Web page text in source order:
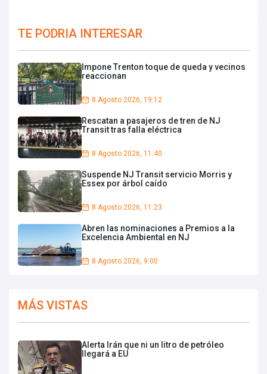
TE PODRIA INTERESAR
Impone Trenton toque de queda y vecinos
reaccionan
8 Agosto 2026, 19:12
Rescatan a pasajeros de tren de NJ
Transit tras falla eléctrica
8 Agosto 2026, 11:40
Suspende NJ Transit servicio Morris y
Essex por árbol caído
8 Agosto 2026, 11:23
Abren las nominaciones a Premios a la
Excelencia Ambiental en NJ
8 Agosto 2026, 9:00
MÁS VISTAS
Alerta Irán que ni un litro de petróleo
llegará a EU